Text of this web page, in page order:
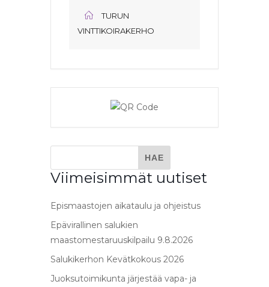
TURUN
VINTTIKOIRAKERHO
Viimeisimmät uutiset
Epismaastojen aikataulu ja ohjeistus
Epävirallinen salukien
maastomestaruuskilpailu 9.8.2026
Salukikerhon Kevätkokous 2026
Juoksutoimikunta järjestää vapa- ja